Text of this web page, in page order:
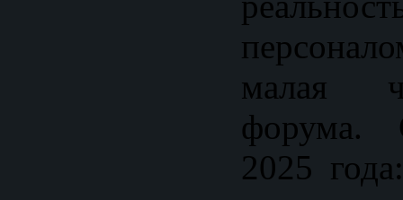
малая
форума.
2025